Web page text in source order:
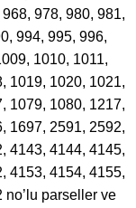
978, 980, 981,
994, 995, 996,
1010, 1011,
1019, 1020, 1021,
1079, 1080, 1217,
1697, 2591, 2592,
4143, 4144, 4145,
4153, 4154, 4155,
parseller ve